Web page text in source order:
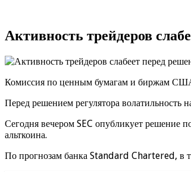
Активность трейдеров
Комиссия по ценным бумагам и биржам
Перед решением регулятора
Сегодня вечером SEC опубликует решение
альткоина.
По прогнозам банка Standard Chartered, в